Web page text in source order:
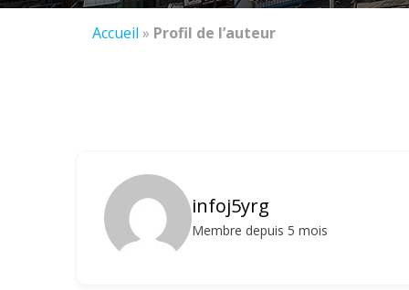
Accueil » Profil de l’auteur
infoj5yrg
Membre depuis 5 mois